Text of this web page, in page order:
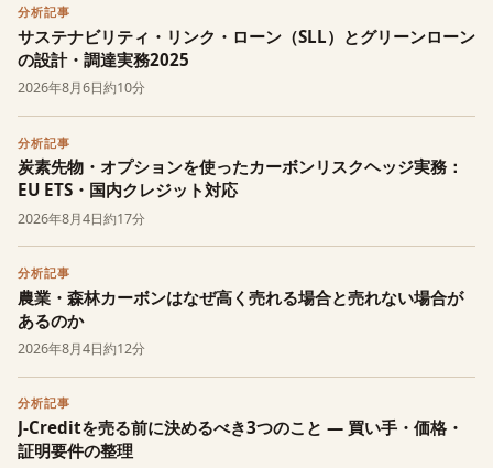
分析記事
サステナビリティ・リンク・ローン（SLL）とグリーンローン
の設計・調達実務2025
2026年8月6日約10分
分析記事
炭素先物・オプションを使ったカーボンリスクヘッジ実務：
EU ETS・国内クレジット対応
2026年8月4日約17分
分析記事
農業・森林カーボンはなぜ高く売れる場合と売れない場合が
あるのか
2026年8月4日約12分
分析記事
J-Creditを売る前に決めるべき3つのこと — 買い手・価格・
証明要件の整理